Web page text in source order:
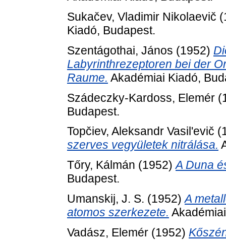
Sukačev, Vladimir Nikolaevič
Kiadó, Budapest.
Szentágothai, János (1952)
Labyrinthrezeptoren bei der
Raume. Akadémiai Kiadó,
Szádeczky-Kardoss, Elemér
Budapest.
Topčiev, Aleksandr Vasil'evič
szerves vegyületek nitrálása.
Tőry, Kálmán (1952)A Duna
Budapest.
Umanskij, J. S. (1952)A
atomos szerkezete.
Vadász, Elemér (1952)